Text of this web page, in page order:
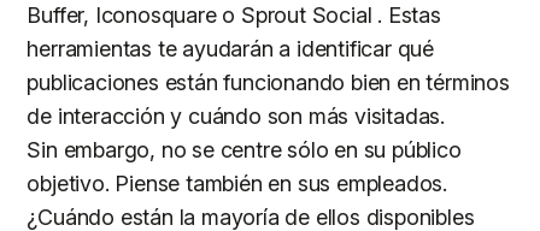
Buffer, Iconosquare o Sprout Social . Estas
herramientas te ayudarán a identificar qué
publicaciones están funcionando bien en términos
de interacción y cuándo son más visitadas.
Sin embargo, no se centre sólo en su público
objetivo. Piense también en sus empleados.
¿Cuándo están la mayoría de ellos disponibles